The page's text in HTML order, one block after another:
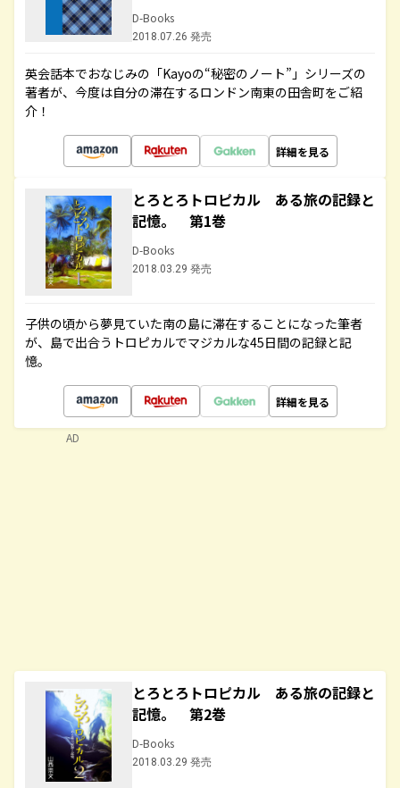
D-Books
2018.07.26 発売
英会話本でおなじみの「Kayoの“秘密のノート”」シリーズの
著者が、今度は自分の滞在するロンドン南東の田舎町をご紹
介！
詳細を見る
とろとろトロピカル ある旅の記録と
記憶。 第1巻
D-Books
2018.03.29 発売
子供の頃から夢見ていた南の島に滞在することになった筆者
が、島で出合うトロピカルでマジカルな45日間の記録と記
憶。
詳細を見る
とろとろトロピカル ある旅の記録と
記憶。 第2巻
D-Books
2018.03.29 発売
AD